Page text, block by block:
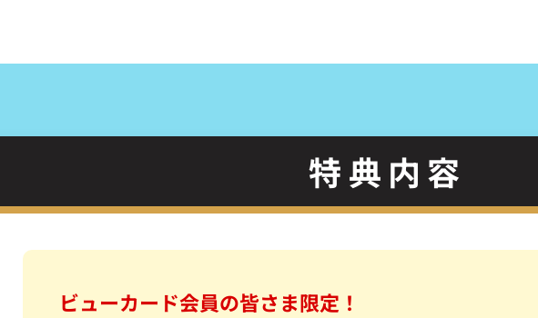
特典内容
ビューカード会員の皆さま限定！